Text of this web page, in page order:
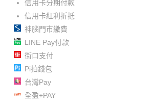
信用卡分期付款
信用卡紅利折抵
神腦門市繳費
LINE Pay付款
街口支付
Pi拍錢包
台灣Pay
全盈+PAY